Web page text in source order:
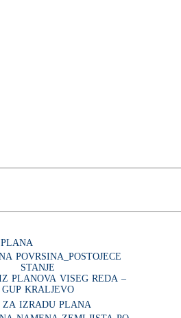
POVRSINA_POSTOJECE
STANJE
PLANOVA VISEG REDA –
GUP KRALJEVO
ZA IZRADU PLANA